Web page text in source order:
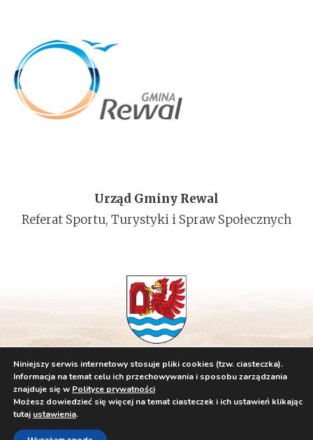
Urząd Gminy Rewal
Referat Sportu, Turystyki i Spraw Społecznych
Polityka Prywatności
Niniejszy serwis internetowy stosuje pliki cookies (tzw. ciasteczka).
Informacja na temat celu ich przechowywania i sposobu zarządzania
znajduje się w Polityce prywatności
Możesz dowiedzieć się więcej na temat ciasteczek i ich ustawień klikając
tutaj ustawienia.